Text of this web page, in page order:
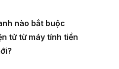
nào bắt buộc
tử từ máy tính tiền